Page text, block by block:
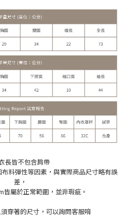
長皆不包含肩帶
料彈性等因素，與實際商品尺寸略有誤
差，
屬於正常範圍，並非瑕疵。
穿著的尺寸，可以詢問客服唷